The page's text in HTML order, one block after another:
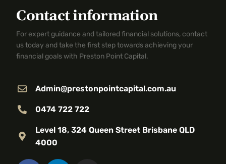
Contact information
For expert guidance and tailored financial solutions, contact
us today and take the first step towards achieving your
financial goals with Preston Point Capital.
Admin@prestonpointcapital.com.au
0474 722 722
Level 18, 324 Queen Street Brisbane QLD
4000